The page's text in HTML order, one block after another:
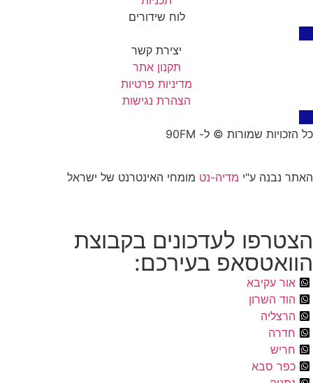
לוח שידורים
יצירת קשר
תקנון אתר
מדיניות פרטיות
הצהרת נגישות
כל הזכויות שמורות © ל- 90FM
האתר נבנה ע"י מדיה-נט מומחי האינטרנט של ישראל
הצטרפו לעדכונים בקבוצת
הוואטסאפ בעירכם:
אור עקיבא
הוד השרון
הרצליה
חדרה
חריש
כפר סבא